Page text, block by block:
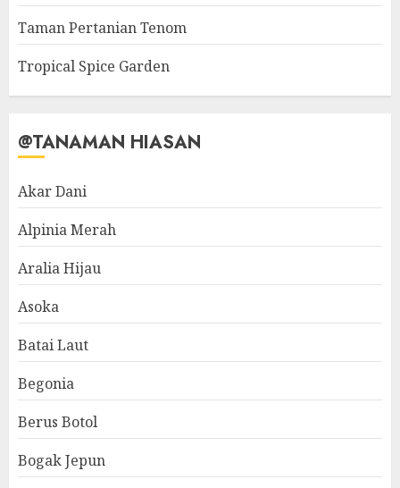
Taman Pertanian Tenom
Tropical Spice Garden
@TANAMAN HIASAN
Akar Dani
Alpinia Merah
Aralia Hijau
Asoka
Batai Laut
Begonia
Berus Botol
Bogak Jepun